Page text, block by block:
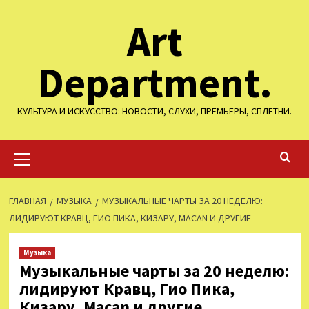
Art
Department.
КУЛЬТУРА И ИСКУССТВО: НОВОСТИ, СЛУХИ, ПРЕМЬЕРЫ, СПЛЕТНИ.
меню
ГЛАВНАЯ МУЗЫКА
МУЗЫКАЛЬНЫЕ ЧАРТЫ ЗА 20 НЕДЕЛЮ:
ЛИДИРУЮТ КРАВЦ, ГИО ПИКА, КИЗАРУ, MACAN И ДРУГИЕ
Музыка
Музыкальные чарты за 20 неделю:
лидируют Кравц, Гио Пика,